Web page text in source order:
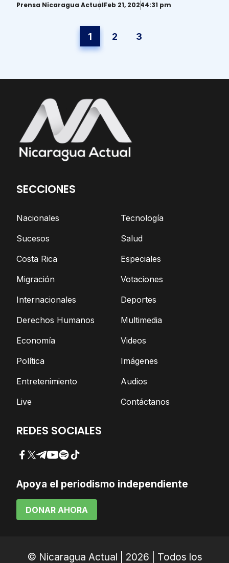
Prensa Nicaragua ActualFeb 21, 20244:31 pm
1 2 3
SECCIONES
Nacionales
Sucesos
Costa Rica
Migración
Internacionales
Derechos Humanos
Economía
Política
Entretenimiento
Live
Tecnología
Salud
Especiales
Votaciones
Deportes
Multimedia
Videos
Imágenes
Audios
Contáctanos
REDES SOCIALES
Facebook
Twitter
Telegram
YouTube
SpotifyTikTok
Apoya el periodismo independiente
DONAR AHORA
© Nicaragua Actual | 2026 | Todos los